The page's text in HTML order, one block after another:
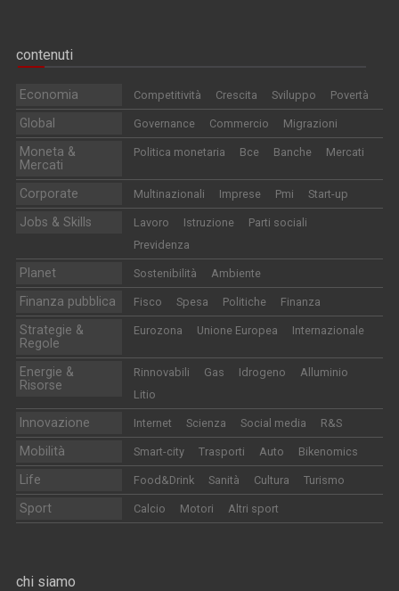
contenuti
Economia Competitività Crescita Sviluppo Povertà
Global Governance Commercio Migrazioni
Moneta &
Mercati
Politica monetaria Bce Banche Mercati
Corporate Multinazionali Imprese Pmi Start-up
Jobs & Skills Lavoro Istruzione
Parti sociali
Previdenza
Planet Sostenibilità Ambiente
Finanza pubblica Fisco Spesa Politiche Finanza
Strategie &
Regole
Eurozona Unione Europea Internazionale
Energie &
Risorse
Rinnovabili Gas Idrogeno
Alluminio
Litio
Innovazione Internet Scienza Social media R&S
Mobilità Smart-city Trasporti Auto Bikenomics
Life Food&Drink Sanità Cultura Turismo
Sport Calcio Motori Altri sport
chi siamo